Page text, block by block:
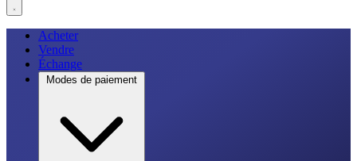
Acheter
Vendre
Échange
Modes de paiement